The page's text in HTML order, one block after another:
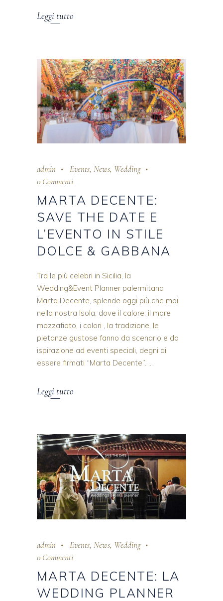
Leggi tutto
admin Events, News, Wedding
0 Commenti
MARTA DECENTE:
SAVE THE DATE E
L’EVENTO IN STILE
DOLCE & GABBANA
Tra le più celebri in Sicilia, la
Wedding&Event Planner palermitana
Marta Decente, splende oggi più che mai
nella nostra Isola; dove il calore, il mare
mozzafiato, i colori , la tradizione, le
pietanze gustose fanno da scenario e da
ispirazione ad eventi speciali, degni di
essere firmati “Marta Decente”.
Leggi tutto
admin Events, News, Wedding
0 Commenti
MARTA DECENTE: LA
WEDDING PLANNER